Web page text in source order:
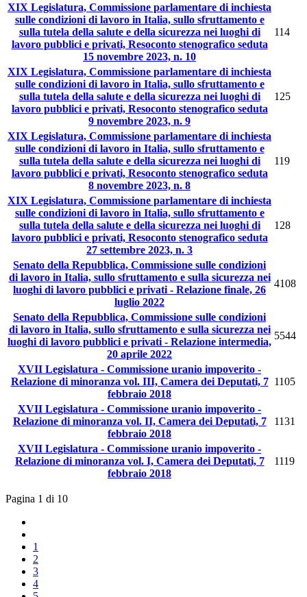
XIX Legislatura, Commissione parlamentare di inchiesta
sulle condizioni di lavoro in Italia, sullo sfruttamento e
sulla tutela della salute e della sicurezza nei luoghi di
lavoro pubblici e privati, Resoconto stenografico seduta
15 novembre 2023, n. 10
114
XIX Legislatura, Commissione parlamentare di inchiesta
sulle condizioni di lavoro in Italia, sullo sfruttamento e
sulla tutela della salute e della sicurezza nei luoghi di
lavoro pubblici e privati, Resoconto stenografico seduta
9 novembre 2023, n. 9
125
XIX Legislatura, Commissione parlamentare di inchiesta
sulle condizioni di lavoro in Italia, sullo sfruttamento e
sulla tutela della salute e della sicurezza nei luoghi di
lavoro pubblici e privati, Resoconto stenografico seduta
8 novembre 2023, n. 8
119
XIX Legislatura, Commissione parlamentare di inchiesta
sulle condizioni di lavoro in Italia, sullo sfruttamento e
sulla tutela della salute e della sicurezza nei luoghi di
lavoro pubblici e privati, Resoconto stenografico seduta
27 settembre 2023, n. 3
128
Senato della Repubblica, Commissione sulle condizioni
di lavoro in Italia, sullo sfruttamento e sulla sicurezza nei
luoghi di lavoro pubblici e privati - Relazione finale, 26
luglio 2022
4108
Senato della Repubblica, Commissione sulle condizioni
di lavoro in Italia, sullo sfruttamento e sulla sicurezza nei
luoghi di lavoro pubblici e privati - Relazione intermedia,
20 aprile 2022
5544
XVII Legislatura - Commissione uranio impoverito -
Relazione di minoranza vol. III, Camera dei Deputati, 7
febbraio 2018
1105
XVII Legislatura - Commissione uranio impoverito -
Relazione di minoranza vol. II, Camera dei Deputati, 7
febbraio 2018
1131
XVII Legislatura - Commissione uranio impoverito -
Relazione di minoranza vol. I, Camera dei Deputati, 7
febbraio 2018
1119
Pagina 1 di 10
1
2
3
4